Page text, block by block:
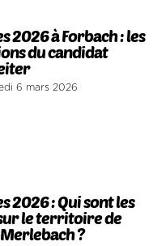
2026 à Forbach : les
du candidat
6 mars 2026
2026 : Qui sont les
le territoire de
?